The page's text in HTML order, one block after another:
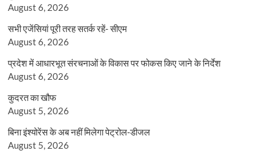
August 6, 2026
सभी एजेंसियां पूरी तरह सतर्क रहें- सीएम
August 6, 2026
प्रदेश में आधारभूत संरचनाओं के विकास पर फोकस किए जाने के निर्देश
August 6, 2026
कुदरत का खौफ
August 5, 2026
बिना इंश्योरेंस के अब नहीं मिलेगा पेट्रोल-डीजल
August 5, 2026